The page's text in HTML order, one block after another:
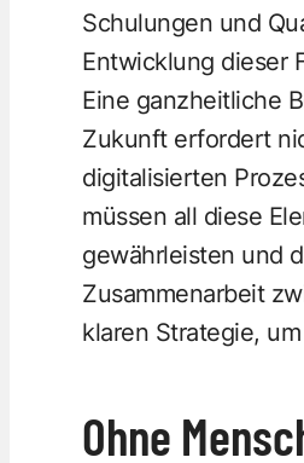
Schulungen und
Entwicklung dieser
Eine ganzheitliche
Zukunft erfordert
digitalisierten
müssen all diese
gewährleisten und
Zusammenarbeit
klaren Strategie,
Ohne